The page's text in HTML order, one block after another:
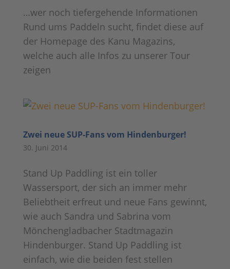
…wer noch tiefergehende Informationen
Rund ums Paddeln sucht, findet diese auf
der Homepage des Kanu Magazins,
welche auch alle Infos zu unserer Tour
zeigen
Zwei neue SUP-Fans vom Hindenburger!
30. Juni 2014
Stand Up Paddling ist ein toller
Wassersport, der sich an immer mehr
Beliebtheit erfreut und neue Fans gewinnt,
wie auch Sandra und Sabrina vom
Mönchengladbacher Stadtmagazin
Hindenburger. Stand Up Paddling ist
einfach, wie die beiden fest stellen